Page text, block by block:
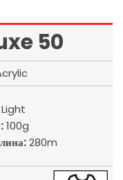
50
100g
280m